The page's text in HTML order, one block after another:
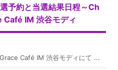
予約と当選結果日程～Ch
Café IM 渋谷モディ
Café IM 渋谷モディにて ...